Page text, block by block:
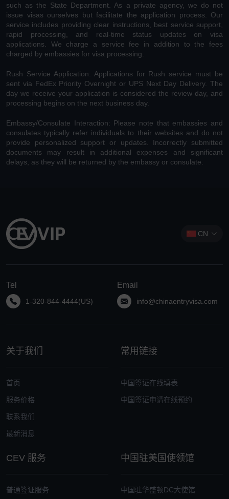
such as the State Department. As a private agency, we do not
issue visas ourselves but facilitate the application process. Our
service includes providing clear instructions, best service support,
rapid processing, and real-time status updates on visa
applications. We charge a service fee in addition to the fees
charged by embassies for visa processing.
Rush Service Application: Applications for Rush service must be
sent via FedEx Priority Overnight or UPS Next Day Delivery. The
day we receive your application is considered the review day, and
processing begins on the next business day.
Embassy/Consulate Interaction: Please note that embassies and
consulates typically refer individuals to their websites and do not
provide personalized support or updates. Incorrectly submitted
documents may result in additional expenses and significant
delays, as they will be returned by the embassy or consulate.
CN
Tel
1-320-844-4444(US)
Email
info@chinaentryvisa.com
关于我们
首页
服务价格
联系我们
最新消息
常用链接
中国签证在线填表
中国签证申请在线预约
CEV 服务
普通签证服务
中国驻美国使领馆
中国驻华盛顿DC大使馆